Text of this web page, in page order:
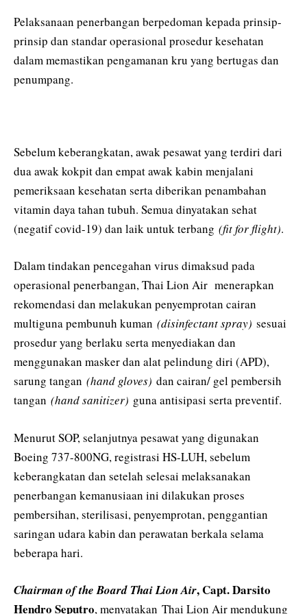
Pelaksanaan penerbangan berpedoman kepada prinsip-
prinsip dan standar operasional prosedur kesehatan
dalam memastikan pengamanan kru yang bertugas dan
penumpang.
Sebelum keberangkatan, awak pesawat yang terdiri dari
dua awak kokpit dan empat awak kabin menjalani
pemeriksaan kesehatan serta diberikan penambahan
vitamin daya tahan tubuh. Semua dinyatakan sehat
(negatif covid-19) dan laik untuk terbang (fit for flight).
Dalam tindakan pencegahan virus dimaksud pada
operasional penerbangan, Thai Lion Air menerapkan
rekomendasi dan melakukan penyemprotan cairan
multiguna pembunuh kuman (disinfectant spray) sesuai
prosedur yang berlaku serta menyediakan dan
menggunakan masker dan alat pelindung diri (APD),
sarung tangan (hand gloves) dan cairan/ gel pembersih
tangan (hand sanitizer) guna antisipasi serta preventif.
Menurut SOP, selanjutnya pesawat yang digunakan
Boeing 737-800NG, registrasi HS-LUH, sebelum
keberangkatan dan setelah selesai melaksanakan
penerbangan kemanusiaan ini dilakukan proses
pembersihan, sterilisasi, penyemprotan, penggantian
saringan udara kabin dan perawatan berkala selama
beberapa hari.
Chairman of the Board Thai Lion Air, Capt. Darsito
Hendro Seputro, menyatakan Thai Lion Air mendukung